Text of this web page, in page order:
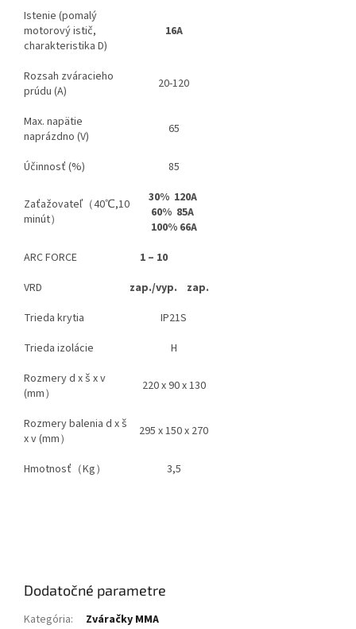
Istenie (pomalý
motorový istič,
charakteristika D)
16A
Rozsah zváracieho
prúdu (A)
20-120
Max. napätie
naprázdno (V)
65
Účinnosť (%) 85
Zaťažovateľ（40℃,10
minút）
30% 120A
60% 85A
100% 66A
ARC FORCE
1 – 10
VRD
zap./vyp.
zap.
Trieda krytia
IP21S
Trieda izolácie
H
Rozmery d x š x v
(mm）
220 x 90 x 130
Rozmery balenia d x š
x v (mm）
295 x 150 x 270
Hmotnosť（Kg） 3,5
Dodatočné parametre
Kategória:
Zváračky MMA